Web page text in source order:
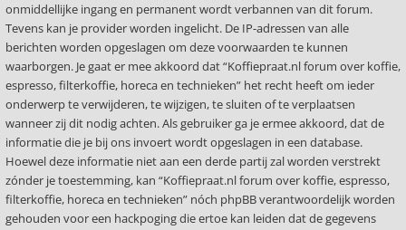
onmiddellijke ingang en permanent wordt verbannen van dit forum.
Tevens kan je provider worden ingelicht. De IP-adressen van alle
berichten worden opgeslagen om deze voorwaarden te kunnen
waarborgen. Je gaat er mee akkoord dat “Koffiepraat.nl forum over koffie,
espresso, filterkoffie, horeca en technieken” het recht heeft om ieder
onderwerp te verwijderen, te wijzigen, te sluiten of te verplaatsen
wanneer zij dit nodig achten. Als gebruiker ga je ermee akkoord, dat de
informatie die je bij ons invoert wordt opgeslagen in een database.
Hoewel deze informatie niet aan een derde partij zal worden verstrekt
zónder je toestemming, kan “Koffiepraat.nl forum over koffie, espresso,
filterkoffie, horeca en technieken” nóch phpBB verantwoordelijk worden
gehouden voor een hackpoging die ertoe kan leiden dat de gegevens